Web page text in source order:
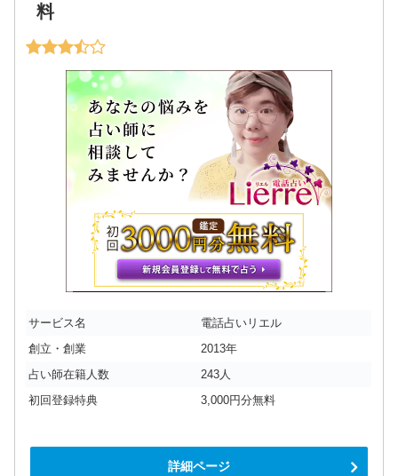
料
サービス名
電話占いリエル
創立・創業
2013年
占い師在籍人数
243人
初回登録特典
3,000円分無料
詳細ページ